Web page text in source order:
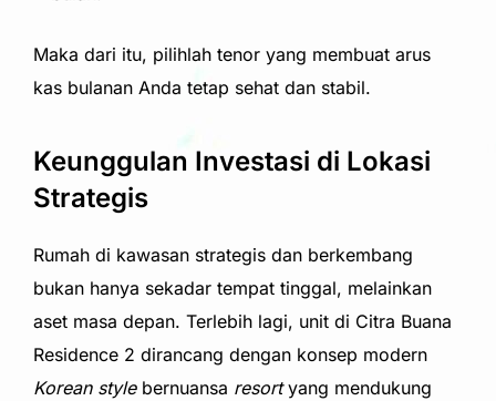
Maka dari itu, pilihlah tenor yang membuat arus
kas bulanan Anda tetap sehat dan stabil.
Keunggulan Investasi di Lokasi
Strategis
Rumah di kawasan strategis dan berkembang
bukan hanya sekadar tempat tinggal, melainkan
aset masa depan. Terlebih lagi, unit di Citra Buana
Residence 2 dirancang dengan konsep modern
Korean stylebernuansa resortyang mendukung